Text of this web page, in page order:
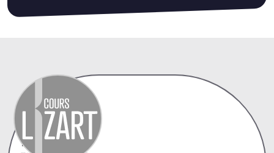
42, rue A. Penaud
75020 Paris